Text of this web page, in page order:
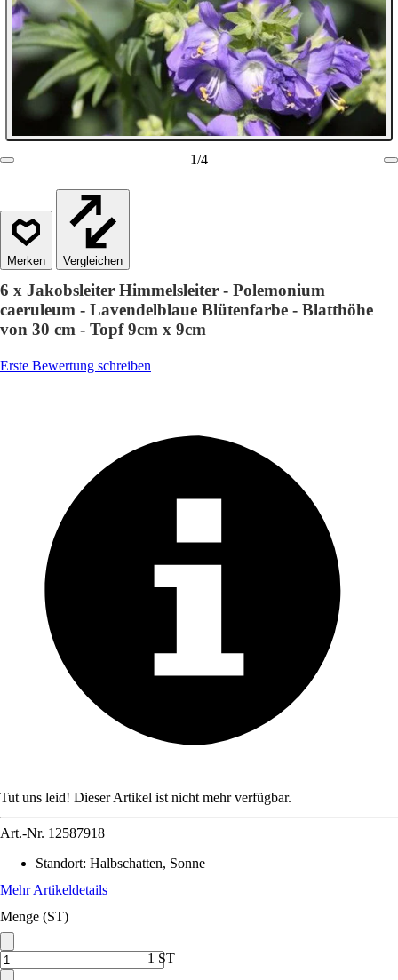
1/4
Vergleichen
6 x Jakobsleiter Himmelsleiter - Polemonium
caeruleum - Lavendelblaue Blütenfarbe - Blatthöhe
von 30 cm - Topf 9cm x 9cm
Erste Bewertung schreiben
Tut uns leid! Dieser Artikel ist nicht mehr verfügbar.
Art.-Nr. 12587918
Standort: Halbschatten, Sonne
Mehr Artikeldetails
Menge (ST)
1 ST